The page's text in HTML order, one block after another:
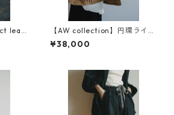
leat
【AW collection】円環ライナ
ー ナイロン両面キルティン
グ
¥38,000